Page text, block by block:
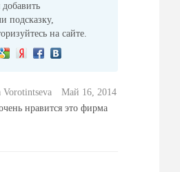
подсказку,
на сайте.
Vorotintseva
Май 16, 2014
нравится это фирма